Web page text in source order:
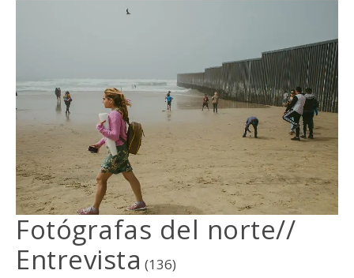
Fotógrafas del norte//
Entrevista (136)